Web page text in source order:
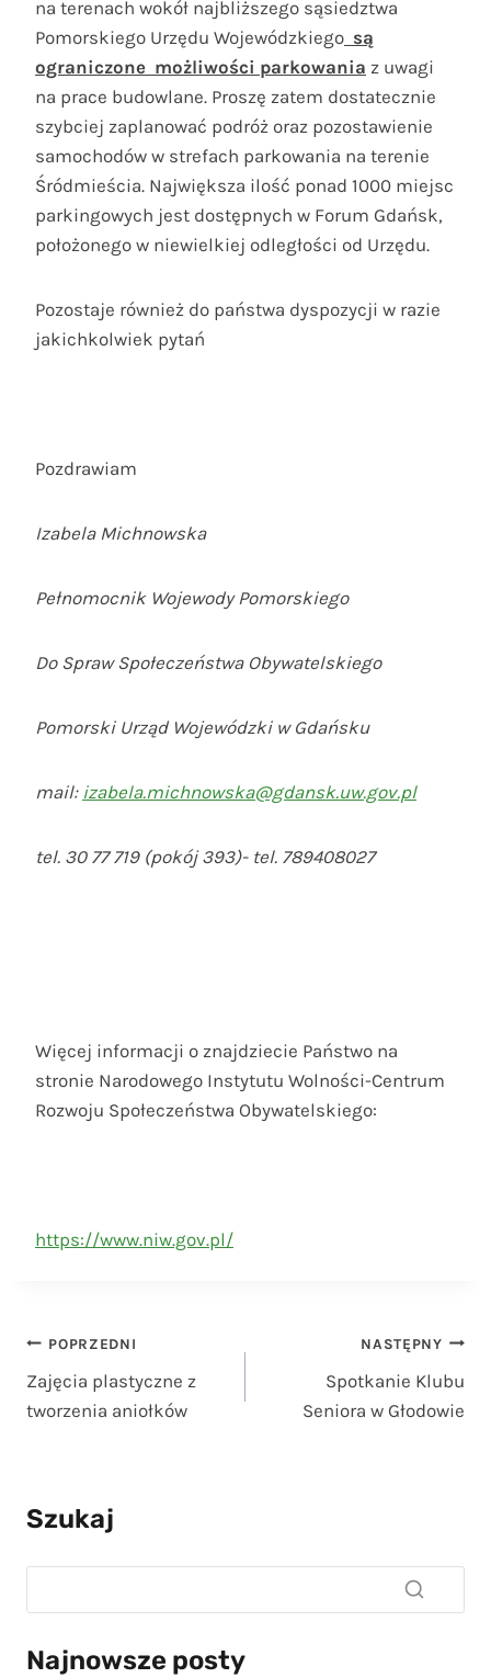
na terenach wokół najbliższego sąsiedztwa
Pomorskiego Urzędu Wojewódzkiego są
ograniczone możliwości parkowania z uwagi
na prace budowlane. Proszę zatem dostatecznie
szybciej zaplanować podróż oraz pozostawienie
samochodów w strefach parkowania na terenie
Śródmieścia. Największa ilość ponad 1000 miejsc
parkingowych jest dostępnych w Forum Gdańsk,
położonego w niewielkiej odległości od Urzędu.
Pozostaje również do państwa dyspozycji w razie
jakichkolwiek pytań
Pozdrawiam
Izabela Michnowska
Pełnomocnik Wojewody Pomorskiego
Do Spraw Społeczeństwa Obywatelskiego
Pomorski Urząd Wojewódzki w Gdańsku
mail: izabela.michnowska@gdansk.uw.gov.pl
tel. 30 77 719 (pokój 393)- tel. 789408027
Więcej informacji o znajdziecie Państwo na
stronie Narodowego Instytutu Wolności-Centrum
Rozwoju Społeczeństwa Obywatelskiego:
https://www.niw.gov.pl/
Nawigacja
wpisu
POPRZEDNI
Zajęcia plastyczne z
tworzenia aniołków
NASTĘPNY
Spotkanie Klubu
Seniora w Głodowie
Szukaj
Najnowsze posty